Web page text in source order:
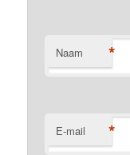
Naam *
E-mail *